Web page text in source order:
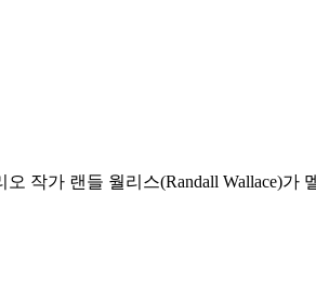
가 랜들 월리스(Randall Wallace)가